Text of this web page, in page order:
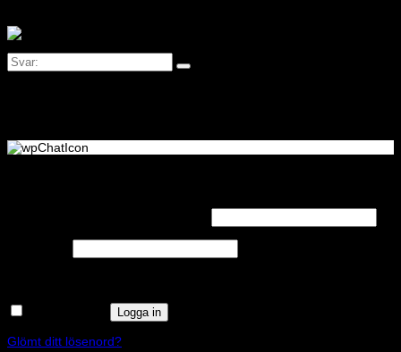
Logga in
Glömt ditt lösenord?